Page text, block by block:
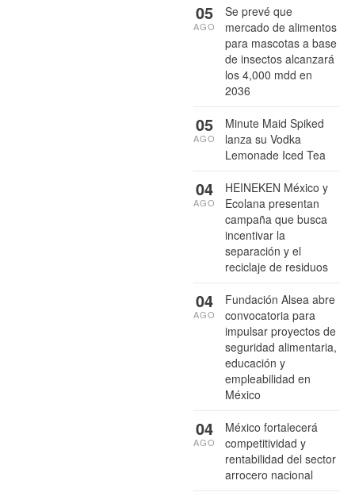
Se prevé que
mercado de alimentos
para mascotas a base
de insectos alcanzará
los 4,000 mdd en
2036
05
AGO
Minute Maid Spiked
lanza su Vodka
Lemonade Iced Tea
05
AGO
HEINEKEN México y
Ecolana presentan
campaña que busca
incentivar la
separación y el
reciclaje de residuos
04
AGO
Fundación Alsea abre
convocatoria para
impulsar proyectos de
seguridad alimentaria,
educación y
empleabilidad en
México
04
AGO
México fortalecerá
competitividad y
rentabilidad del sector
arrocero nacional
04
AGO